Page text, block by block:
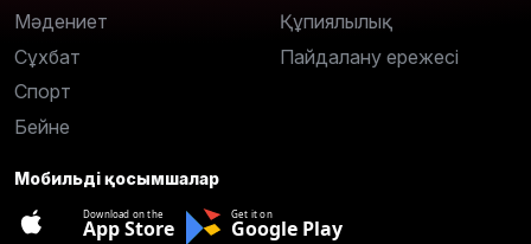
Мәдениет
Сұхбат
Спорт
Бейне
Құпиялылық
Пайдалану ережесі
Мобильді қосымшалар
Download on the
App Store
Get it on
Google Play